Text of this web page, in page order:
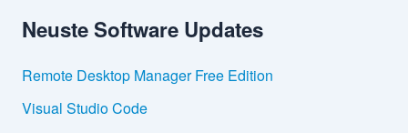
e
a
c
h
Neuste Software Updates
Remote Desktop Manager Free Edition
Visual Studio Code